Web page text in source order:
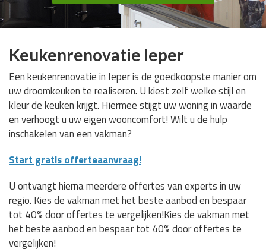
Keukenrenovatie Ieper
Een keukenrenovatie in Ieper is de goedkoopste manier om
uw droomkeuken te realiseren. U kiest zelf welke stijl en
kleur de keuken krijgt. Hiermee stijgt uw woning in waarde
en verhoogt u uw eigen wooncomfort! Wilt u de hulp
inschakelen van een vakman?
Start gratis offerteaanvraag!
U ontvangt hierna meerdere offertes van experts in uw
regio. Kies de vakman met het beste aanbod en bespaar
tot 40% door offertes te vergelijken!Kies de vakman met
het beste aanbod en bespaar tot 40% door offertes te
vergelijken!